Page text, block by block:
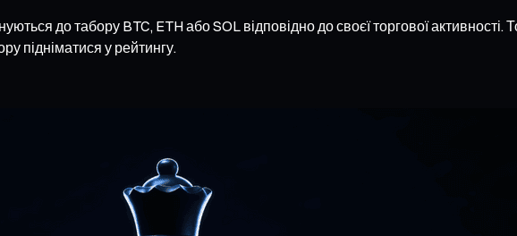
до табору BTC, ETH або SOL відповідно до своєї торгової
підніматися у рейтингу.